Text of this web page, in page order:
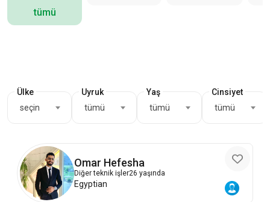
tümü
Ülke
seçin
Uyruk
tümü
Yaş
tümü
Cinsiyet
tümü
Omar Hefesha
Diğer teknik işler26 yaşında
Egyptian